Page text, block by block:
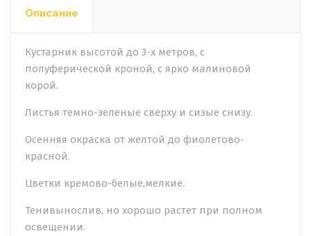
Описание
Кустарник высотой до 3-х метров, с
полуферической кроной, с ярко малиновой
корой.
Листья темно-зеленые сверху и сизые снизу.
Осенняя окраска от желтой до фиолетово-
красной.
Цветки кремово-белые,мелкие.
Тенивынослив, но хорошо растет при полном
освещении.